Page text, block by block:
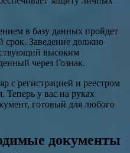
в базу данных пройдет
срок. Заведение должно
высоким
через Гознак.
с регистрацией и реестром
Теперь у вас на руках
готовый для любого
документы